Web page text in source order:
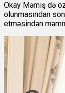
Okay Məmiş də
olunmasından
etməsindən